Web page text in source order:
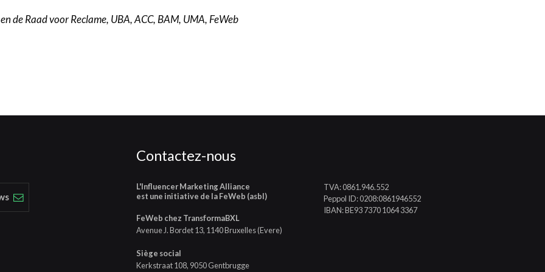
de Raad voor Reclame, UBA, ACC, BAM, UMA, FeWeb
Contactez-nous
L'Influencer Marketing Alliance
est une initiative de la FeWeb (asbl)
FeWeb chez TransformaBXL
Avenue J. Bordet 13, 1140 Bruxelles (Evere)
Siège social
Kerkstraat 108, 9050 Gentbrugge
TVA: 0861.946.552
Peppol ID: 0208:0861946552
IBAN: BE93 7370 1064 3367